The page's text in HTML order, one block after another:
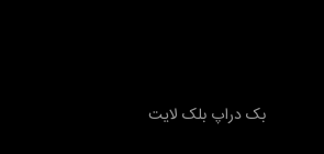
افزودن به سبد خریدبک دراپ بلک لایت